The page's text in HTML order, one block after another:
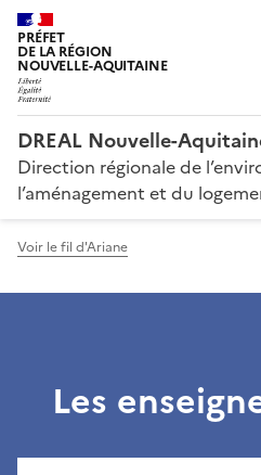
PRÉFET
DE LA RÉGION
NOUVELLE-AQUITAINE
DREAL Nouvelle-
Direction régionale de
l’aménagement et du
Voir le fil d'Ariane
Les